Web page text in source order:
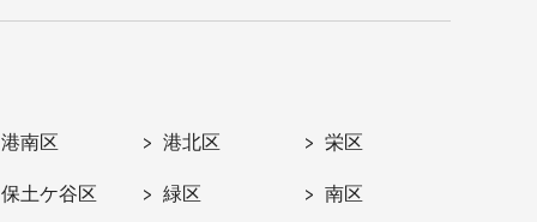
港南区 港北区 栄区
保土ケ谷区 緑区 南区